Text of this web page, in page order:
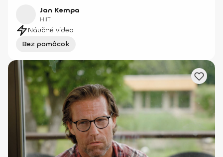
Jan Kempa
HIIT
Náučné video
Bez pomôcok